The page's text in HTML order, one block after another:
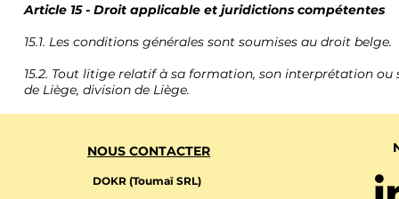
Article 15 - Droit applicable et juridictions compétentes
15.1. Les conditions générales sont soumises au droit belge.
15.2. Tout litige relatif à sa formation, son interprétation
de Liège, division de Liège.
NOUS CONTACTER
DOKR (Toumaï SRL)